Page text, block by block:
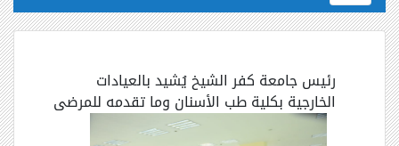
رئيس جامعة كفر الشيخ يُشيد بالعيادات
الخارجية بكلية طب الأسنان وما تقدمه للمرضى